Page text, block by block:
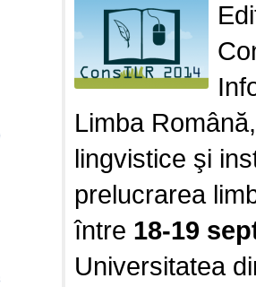
Limba
lingvistice şi
prelucrarea
între 18-19
Universitatea